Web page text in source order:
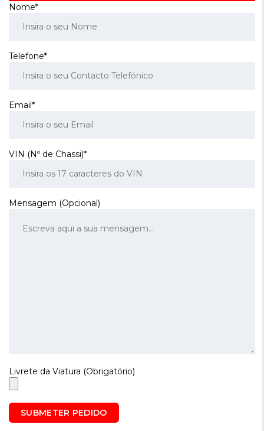
Nome*
Telefone*
Email*
VIN (Nº de Chassi)*
Mensagem (Opcional)
Livrete da Viatura (Obrigatório)